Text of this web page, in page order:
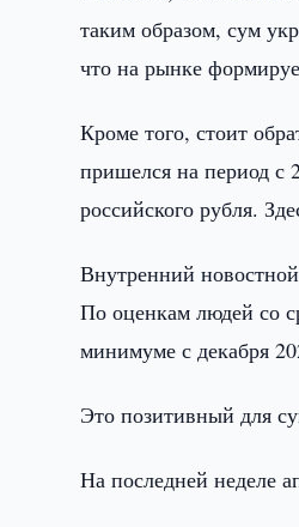
таким образом, сум
что на рынке
Кроме того, стоит
пришелся на период с
российского рубля.
Внутренний
По оценкам людей со
минимуме с декабря
Это позитивный для
На последней неделе